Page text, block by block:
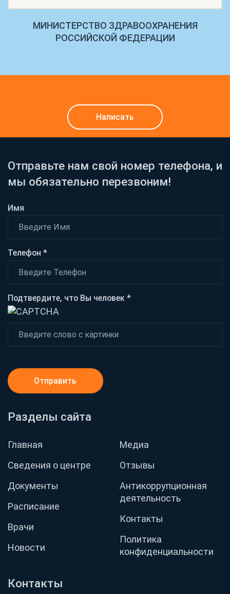
МИНИСТЕРСТВО ЗДРАВООХРАНЕНИЯ
РОССИЙСКОЙ ФЕДЕРАЦИИ
Написать
Контакты
Разделы сайта
Главная
Сведения о центре
Документы
Расписание
Врачи
Новости
Медиа
Отзывы
Антикоррупционная
деятельность
Контакты
Политика
конфиденциальности
Отправьте нам свой номер телефона, и
мы обязательно перезвоним!
Имя
Телефон *
Подтвердите, что Вы человек *
Отправить